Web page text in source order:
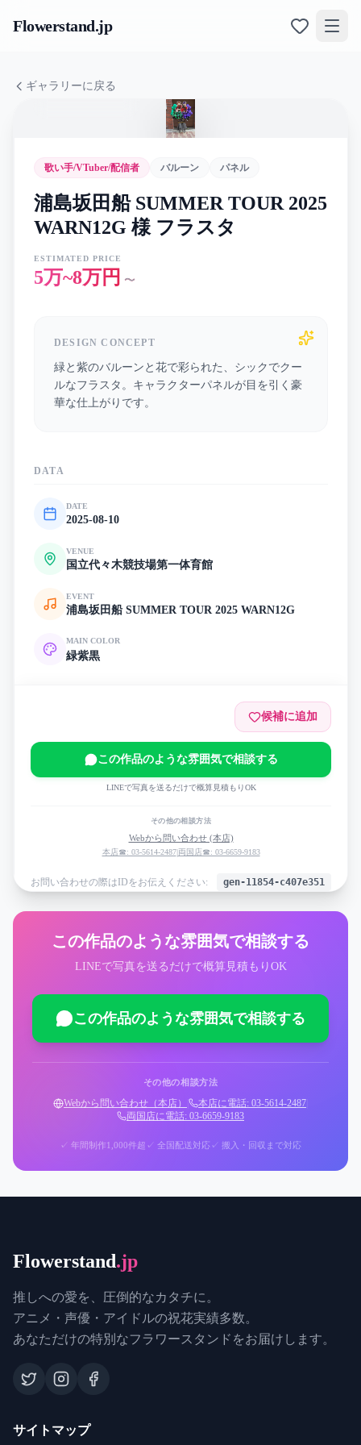
Flowerstand.jp
ギャラリーに戻る
歌い手/VTuber/配信者 バルーン パネル
浦島坂田船 SUMMER TOUR 2025
WARN12G 様 フラスタ
ESTIMATED PRICE
5万~8万円 〜
DESIGN CONCEPT
緑と紫のバルーンと花で彩られた、シックでクー
ルなフラスタ。キャラクターパネルが目を引く豪
華な仕上がりです。
DATA
DATE
2025-08-10
VENUE
国立代々木競技場第一体育館
EVENT
浦島坂田船 SUMMER TOUR 2025 WARN12G
MAIN COLOR
緑紫黒
候補に追加
この作品のような雰囲気で相談する
LINEで写真を送るだけで概算見積もりOK
その他の相談方法
Webから問い合わせ (本店)
本店☎: 03-5614-2487|両国店☎: 03-6659-9183
お問い合わせの際はIDをお伝えください: gen-11854-c407e351
この作品のような雰囲気で相談する
LINEで写真を送るだけで概算見積もりOK
この作品のような雰囲気で相談する
その他の相談方法
Webから問い合わせ（本店） 本店に電話: 03-5614-2487
両国店に電話: 03-6659-9183
✓ 年間制作1,000件超 ✓ 全国配送対応 ✓ 搬入・回収まで対応
Flowerstand.jp
推しへの愛を、圧倒的なカタチに。
アニメ・声優・アイドルの祝花実績多数。
あなただけの特別なフラワースタンドをお届けします。
サイトマップ